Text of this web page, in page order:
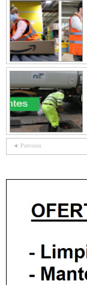
◄ Previous